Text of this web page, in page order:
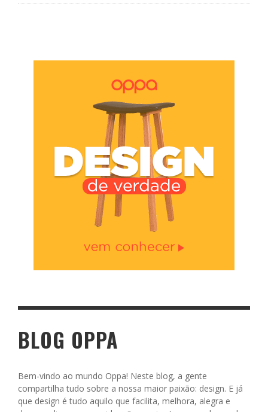
BLOG OPPA
Bem-vindo ao mundo Oppa! Neste blog, a gente
compartilha tudo sobre a nossa maior paixão: design. E já
que design é tudo aquilo que facilita, melhora, alegra e